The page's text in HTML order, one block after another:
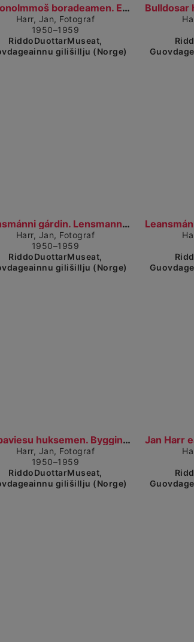
Nissonolmmoš boradeamen. En dame ved matbordet. (1...
Visa detaljerad vy
Harr, Jan, Fotograf
1950–1959
RiddoDuottarMuseat,
gilišillju (Norge)
Leansmánni gárdin. Lensmanngården (1950–1959)
Visa detaljerad vy
Harr, Jan, Fotograf
1950–1959
RiddoDuottarMuseat,
gilišillju (Norge)
Báhpaviesu huksemen. Bygging av prestegården (1950...
Visa detaljerad vy
Harr, Jan, Fotograf
1950–1959
RiddoDuottarMuseat,
gilišillju (Norge)